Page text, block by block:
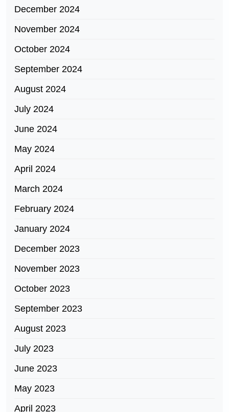
December 2024
November 2024
October 2024
September 2024
August 2024
July 2024
June 2024
May 2024
April 2024
March 2024
February 2024
January 2024
December 2023
November 2023
October 2023
September 2023
August 2023
July 2023
June 2023
May 2023
April 2023